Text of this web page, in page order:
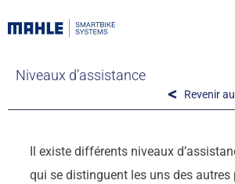
Niveaux d’assistance
Revenir
Il existe différents niveaux
qui se distinguent les uns des autres